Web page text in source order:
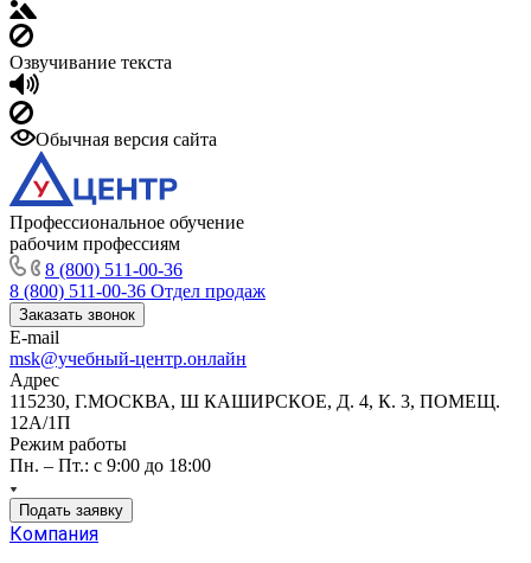
Озвучивание текста
Обычная версия сайта
Профессиональное обучение
рабочим профессиям
8 (800) 511-00-36
8 (800) 511-00-36 Отдел продаж
Заказать звонок
E-mail
msk@учебный-центр.онлайн
Адрес
115230, Г.МОСКВА, Ш КАШИРСКОЕ, Д. 4, К. 3, ПОМЕЩ.
12А/1П
Режим работы
Пн. – Пт.: с 9:00 до 18:00
Подать заявку
Компания